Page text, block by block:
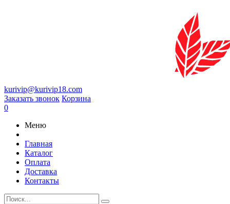
kurivip@kurivip18.com
Заказать звонок Корзина
0
Меню
Главная
Каталог
Оплата
Доставка
Контакты